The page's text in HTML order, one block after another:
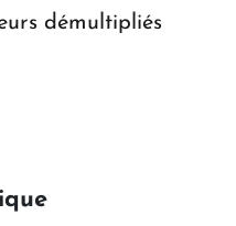
démultipliés